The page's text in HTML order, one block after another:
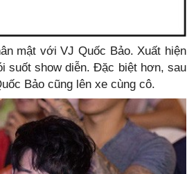
mật với VJ Quốc Bảo. Xuất hiện
suốt show diễn. Đặc biệt hơn, sau
Bảo cũng lên xe cùng cô.